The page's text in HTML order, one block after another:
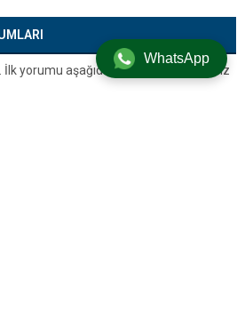
yorumu aşağıdaki form aracılığıyla siz
WhatsApp